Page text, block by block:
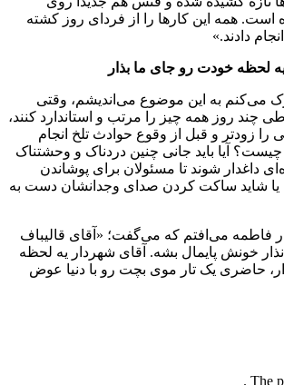
همه این کارها را از فردای روز کشته
لحظه خودت رو جای ما بذار
می‌کنم به این موضوع می‌اندیشم،‌ وقتی
چند روز همه چیز را مرتب و استاندارد کنند،
را زودتر و قبل از وقوع حوادث تلخ انجام
آیا باید جانی چنین دردناک و وحشتناک
داغدار شوند تا مسئولان برای پوشاندن
یا شاید ساکت کردن صدای وجدانشان دست به
فاطمه می‌افتم که می‌گفت؛ «آقای قالیباف
خونش پایمال بشه. آقای شهردار یه لحظه
حاضری یک تار موی بچت رو با دنیا عوض
The